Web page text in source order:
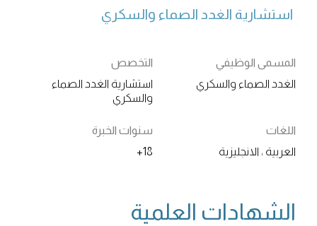
المسمى الوظيفي
الغدد الصماء والسكري
التخصص
استشارية الغدد الصماء
والسكري
اللغات
العربية ، الانجليزية
سنوات الخبرة
18+
الشهادات العلمية